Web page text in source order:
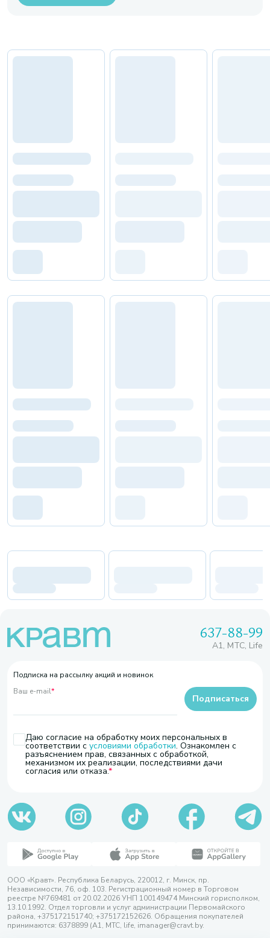
637-88-99
A1, МТС, Life
Подписка на рассылку акций и новинок
Ваш e-mail*
Даю согласие на обработку моих персональных в
соответствии с условиями обработки. Ознакомлен с
разъяснением прав, связанных с обработкой,
механизмом их реализации, последствиями дачи
согласия или отказа.
Подписаться
ООО «Кравт». Республика Беларусь, 220012, г. Минск, пр.
Независимости, 76, оф. 103. Регистрационный номер в Торговом
реестре №769481 от 20.02.2026 УНП 100149474 Минский горисполком,
13.10.1992. Отдел торговли и услуг администрации Первомайского
района, +375172151740; +375172152626. Обращения покупателей
принимаются: 6378899 (А1, МТС, life, imanager@cravt.by.